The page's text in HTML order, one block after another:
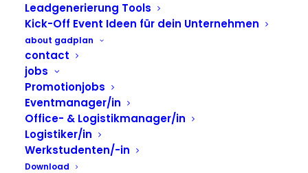
Leadgenerierung Tools
Kick-Off Event Ideen für dein Unternehmen
about gadplan
contact
jobs
Promotionjobs
Eventmanager/in
Office- & Logistikmanager/in
Logistiker/in
Werkstudenten/-in
Download
Gesprächsstoff sorgt und dabei noch
perfekte Fotos liefert?
Dann ist unser Bubble Dome (auch Ballon
Dome genannt) genau das Richtige für
dich! Ob Messe, Firmenevent oder Festival
– mit dieser transparenten Kugel voller
bunter Ballons und integrierter Fotobox
schaffst du ein Erlebnis, das in Erinnerung